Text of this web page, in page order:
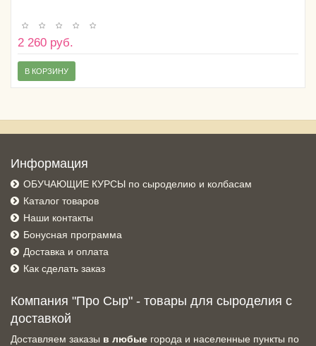
2 260 руб.
В КОРЗИНУ
Информация
ОБУЧАЮЩИЕ КУРСЫ по сыроделию и колбасам
Каталог товаров
Наши контакты
Бонусная программа
Доставка и оплата
Как сделать заказ
Компания "Про Сыр" - товары для сыроделия с
доставкой
Доставляем заказы в любые города и населенные пункты по